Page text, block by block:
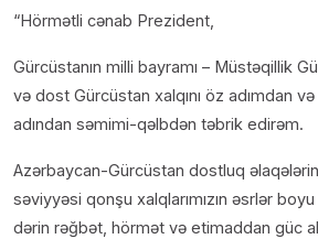
“Hörmətli cənab Prezident,
Gürcüstanın milli bayramı – Müstəqillik
və dost Gürcüstan xalqını öz adımdan
adından səmimi-qəlbdən təbrik edirəm.
Azərbaycan-Gürcüstan dostluq
səviyyəsi qonşu xalqlarımızın əsrlər
dərin rəğbət, hörmət və etimaddan güc